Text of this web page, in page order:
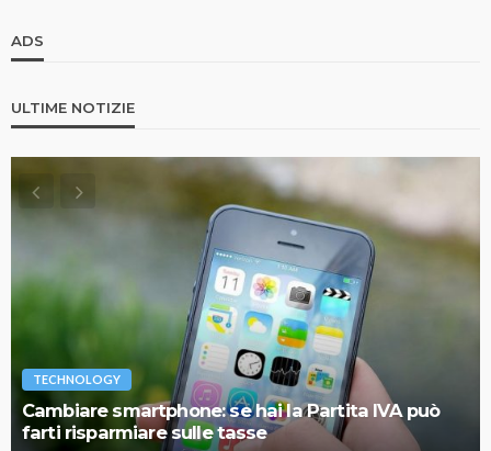
ADS
ULTIME NOTIZIE
TECHNOLOGY
Cambiare smartphone: se hai la Partita IVA può
farti risparmiare sulle tasse